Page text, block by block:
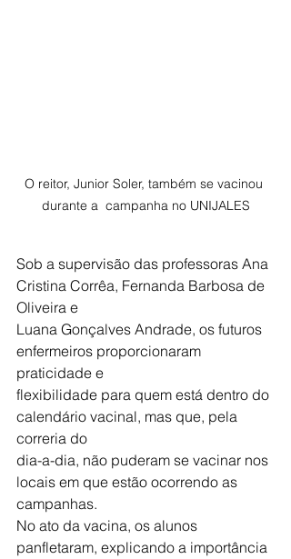
O reitor, Junior Soler, também se vacinou
durante a  campanha no UNIJALES
Sob a supervisão das professoras Ana
Cristina Corrêa, Fernanda Barbosa de
Oliveira e
Luana Gonçalves Andrade, os futuros
enfermeiros proporcionaram
praticidade e
flexibilidade para quem está dentro do
calendário vacinal, mas que, pela
correria do
dia-a-dia, não puderam se vacinar nos
locais em que estão ocorrendo as
campanhas.
No ato da vacina, os alunos
panfletaram, explicando a importância